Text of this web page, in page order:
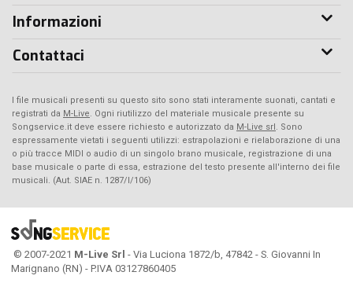
Informazioni
Contattaci
I file musicali presenti su questo sito sono stati interamente suonati, cantati e
registrati da M-Live. Ogni riutilizzo del materiale musicale presente su
Songservice.it deve essere richiesto e autorizzato da M-Live srl. Sono
espressamente vietati i seguenti utilizzi: estrapolazioni e rielaborazione di una
o più tracce MIDI o audio di un singolo brano musicale, registrazione di una
base musicale o parte di essa, estrazione del testo presente all'interno dei file
musicali. (Aut. SIAE n. 1287/I/106)
© 2007-2021 M-Live Srl - Via Luciona 1872/b, 47842 - S. Giovanni In
Marignano (RN) - P.IVA 03127860405